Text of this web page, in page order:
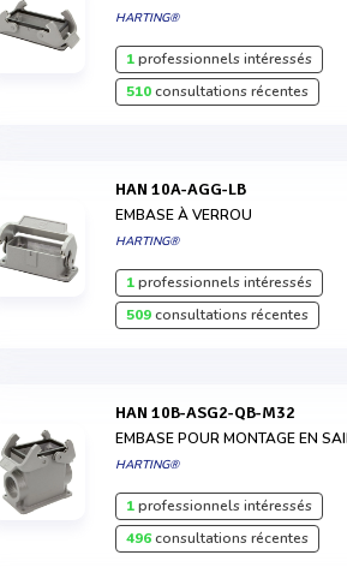
HARTING®
1professionnels intéressés
510consultations récentes
HAN 10A-AGG-LB
EMBASE À VERROU
HARTING®
1professionnels intéressés
509consultations récentes
HAN 10B-ASG2-QB-M32
EMBASE POUR MONTAGE EN
HARTING®
1professionnels intéressés
496consultations récentes